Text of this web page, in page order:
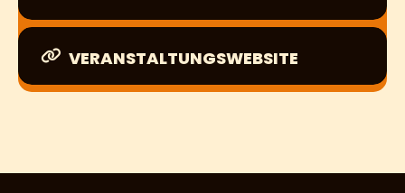
VERANSTALTUNGSWEBSITE